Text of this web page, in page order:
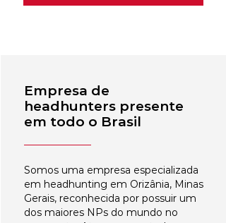
Empresa de
headhunters presente
em todo o Brasil
Somos uma empresa especializada
em headhunting em Orizânia, Minas
Gerais, reconhecida por possuir um
dos maiores NPs do mundo no